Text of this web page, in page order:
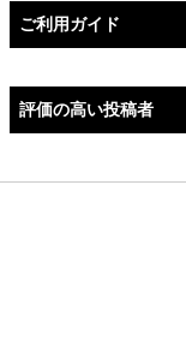
ご利用ガイド
評価の高い投稿者